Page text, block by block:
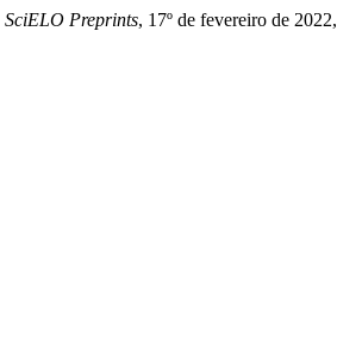
SciELO Preprints, 17º de fevereiro de 2022,